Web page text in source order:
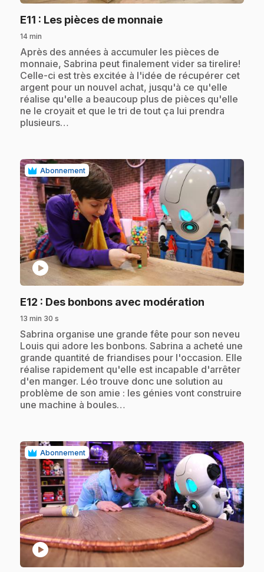
E11 : Les pièces de monnaie.
14 min
.Après des années à accumuler les pièces de
monnaie, Sabrina peut finalement vider sa tirelire!
Celle-ci est très excitée à l'idée de récupérer cet
argent pour un nouvel achat, jusqu'à ce qu'elle
réalise qu'elle a beaucoup plus de pièces qu'elle
ne le croyait et que le tri de tout ça lui prendra
plusieurs…
Abonnement
play_circle
E12 : Des bonbons avec modération
13 min 30 s
.Sabrina organise une grande fête pour son neveu
Louis qui adore les bonbons. Sabrina a acheté une
grande quantité de friandises pour l'occasion. Elle
réalise rapidement qu'elle est incapable d'arrêter
d'en manger. Léo trouve donc une solution au
problème de son amie : les génies vont construire
une machine à boules…
Abonnement
play_circle